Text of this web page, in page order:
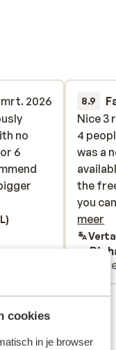
cookies
in je browser
mrt. 2026
no
6
no
6
8.9
Nice 3
4
was a
the
you
nice
isn't
Nice 3
4
was a
the
you
meer